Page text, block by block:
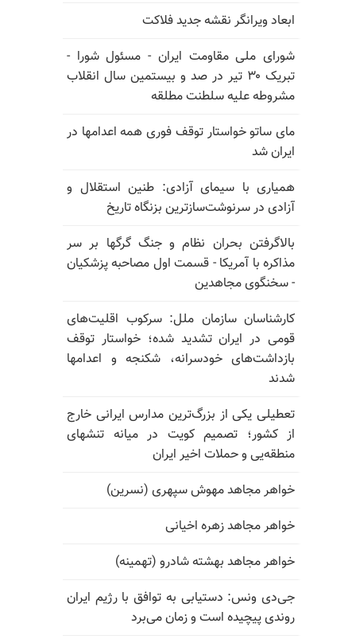
ابعاد ویرانگر نقشه جدید فلاکت
شورای ملی مقاومت ایران - مسئول شورا -
تبریک ۳۰ تیر در صد و بیستمین سال انقلاب
مشروطه علیه سلطنت مطلقه
مای ساتو خواستار توقف فوری همه اعدامها در
ایران شد
همیاری با سیمای آزادی: طنین استقلال و
آزادی در سرنوشت‌سازترین بزنگاه تاریخ
بالا‌گرفتن بحران نظام و جنگ گرگها بر سر
مذاکره با آمریکا - قسمت اول مصاحبه پزشکیان
- سخنگوی مجاهدین
کارشناسان سازمان ملل: سرکوب اقلیت‌های
قومی در ایران تشدید شده؛ خواستار توقف
بازداشت‌های خودسرانه، شکنجه و اعدامها
شدند
تعطیلی یکی از بزرگ‌ترین مدارس ایرانی خارج
از کشور؛ تصمیم کویت در میانه تنشهای
منطقه‌یی و حملات اخیر ایران
خواهر مجاهد مهوش سپهری (نسرین)
خواهر مجاهد زهره اخیانی
خواهر مجاهد بهشته شادرو (تهمینه)
جی‌دی ونس: دستیابی به توافق با رژیم ایران
روندی پیچیده است و زمان می‌برد